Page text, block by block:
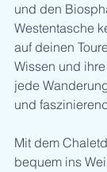
und den
Westentasche
auf deinen
Wissen und
jede
und
Mit dem
bequem ins